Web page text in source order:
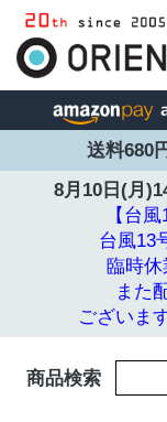
送料680
8月10日(月
【台
台風13
臨時休
また
ございま
商品検索